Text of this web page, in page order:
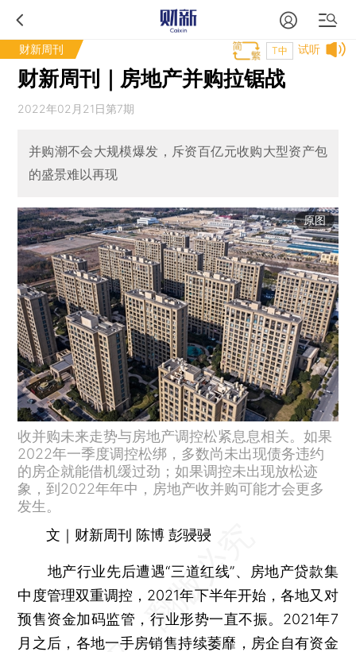
财新周刊 试听
T中
财新周刊｜房地产并购拉锯战
2022年02月21日第7期
并购潮不会大规模爆发，斥资百亿元收购大型资产包
的盛景难以再现
原图
收并购未来走势与房地产调控松紧息息相关。如果
2022年一季度调控松绑，多数尚未出现债务违约
的房企就能借机缓过劲；如果调控未出现放松迹
象，到2022年年中，房地产收并购可能才会更多
发生。
文｜财新周刊 陈博 彭骎骎
地产行业先后遭遇“三道红线”、房地产贷款集
中度管理双重调控，2021年下半年开始，各地又对
预售资金加码监管，行业形势一直不振。2021年7
月之后，各地一手房销售持续萎靡，房企自有资金